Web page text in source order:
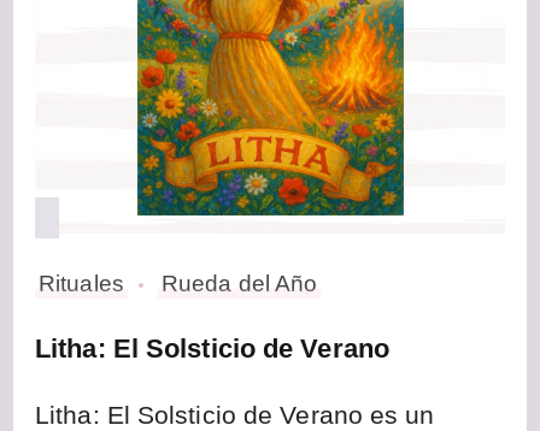
Rituales Rueda del Año
Litha: El Solsticio de Verano
Litha: El Solsticio de Verano es un